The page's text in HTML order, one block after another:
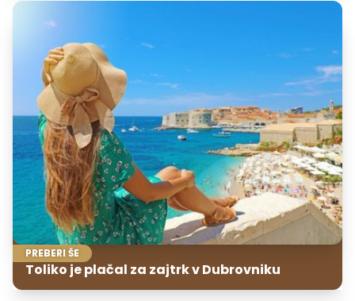
PREBERI ŠE
Toliko je plačal za zajtrk v Dubrovniku